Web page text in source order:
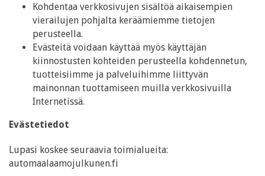
Kohdentaa verkkosivujen sisältöä aikaisempien
vierailujen pohjalta keräämiemme tietojen
perusteella.
Evästeitä voidaan käyttää myös käyttäjän
kiinnostusten kohteiden perusteella kohdennetun,
tuotteisiimme ja palveluihimme liittyvän
mainonnan tuottamiseen muilla verkkosivuilla
Internetissä.
Evästetiedot
Lupasi koskee seuraavia toimialueita:
automaalaamojulkunen.fi